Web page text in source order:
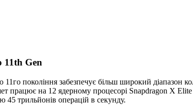
11th Gen
покоління забезпечує більш широкий діапазон
працює на 12 ядерному процесорі Snapdragon X
45 трильйонів операцій в секунду.